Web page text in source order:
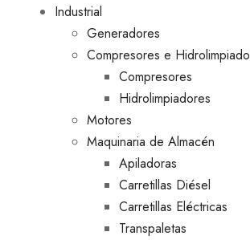
Industrial
Generadores
Compresores e
Compresores
Hidrolimpiadores
Motores
Maquinaria de Almacén
Apiladoras
Carretillas Diésel
Carretillas Eléctricas
Transpaletas